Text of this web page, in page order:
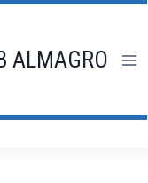
ALMAGRO